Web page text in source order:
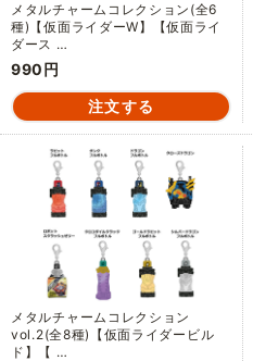
メタルチャームコレクション(全6
種)【仮面ライダーW】【仮面ライ
ダース …
990円
メタルチャームコレクション
vol.2(全8種)【仮面ライダービル
ド】【 …